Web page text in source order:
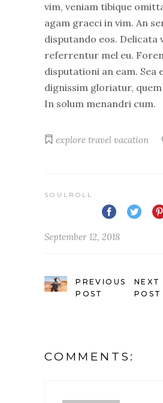
vim, veniam tibique
agam graeci in vim. An
disputando eos. Delicata
referrentur mel eu.
disputationi an eam. Sea
dignissim gloriatur, quem
In solum menandri cum.
explore travel vacation
SOULROLL
September 12, 2018
PREVIOUS
POST
NEXT
POST
COMMENTS: